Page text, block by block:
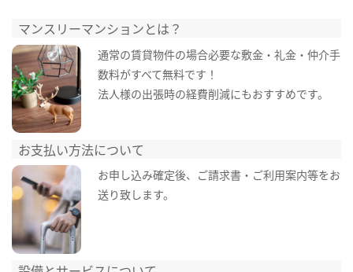
マンスリーマンションとは？
通常の賃貸物件の場合必要な敷金・礼金・仲介手
数料がすべて無料です！
法人様の出張時の経費削減にもおすすめです。
お支払い方法について
お申し込み確定後、ご請求書・ご利用案内等をお
送り致します。